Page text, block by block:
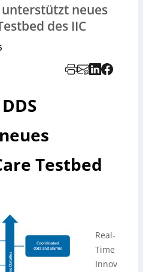
unterstützt neues
des IIC
Testbed
Real-
Time
Innov